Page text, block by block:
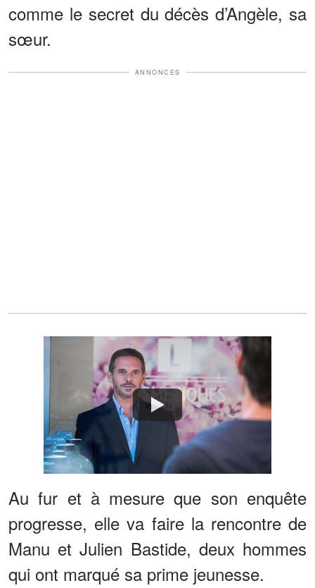
comme le secret du décès d’Angèle, sa
sœur.
ANNONCES
Watch
Au fur et à mesure que son enquête
progresse, elle va faire la rencontre de
Manu et Julien Bastide, deux hommes
qui ont marqué sa prime jeunesse.